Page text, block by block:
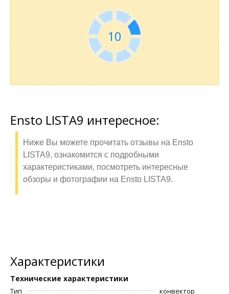
9
Ensto LISTA9 интересное:
Ниже Вы можете прочитать отзывы на Ensto
LISTA9, ознакомится с подробными
характеристиками, посмотреть интересные
обзоры и фотографии на Ensto LISTA9.
Характеристики
Технические характеристики
Тип конвектор